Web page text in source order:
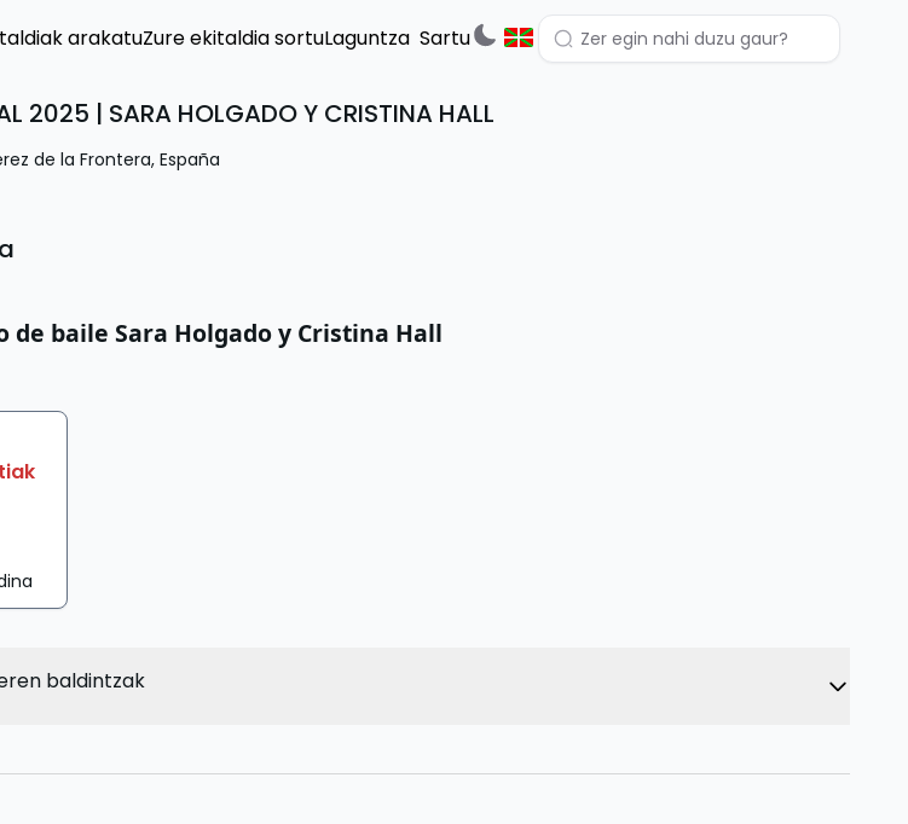
arakatuZure ekitaldia sortuLaguntza Sartu
2025 | SARA HOLGADO Y CRISTINA HALL
de la Frontera, España
de baile Sara Holgado y Cristina Hall
baldintzak